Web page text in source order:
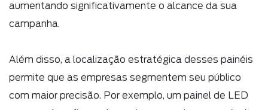
aumentando significativamente o alcance da sua
campanha.
Além disso, a localização estratégica desses painéis
permite que as empresas segmentem seu público
com maior precisão. Por exemplo, um painel de LED